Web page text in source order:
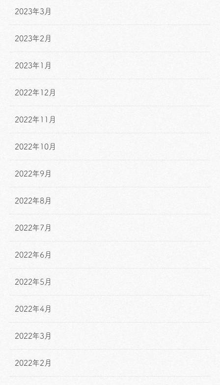
2023年3月
2023年2月
2023年1月
2022年12月
2022年11月
2022年10月
2022年9月
2022年8月
2022年7月
2022年6月
2022年5月
2022年4月
2022年3月
2022年2月